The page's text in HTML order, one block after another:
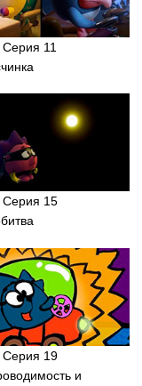
11
Серия 15
Серия 19
и